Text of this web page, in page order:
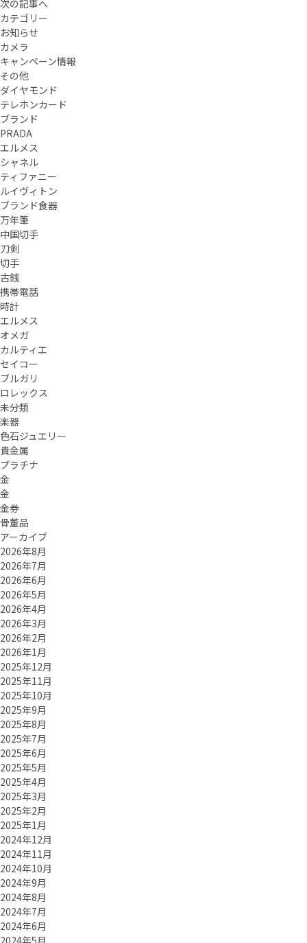
次の記事へ
カテゴリー
お知らせ
カメラ
キャンペーン情報
その他
ダイヤモンド
テレホンカード
ブランド
PRADA
エルメス
シャネル
ティファニー
ルイヴィトン
ブランド食器
万年筆
中国切手
刀剣
切手
古銭
携帯電話
時計
エルメス
オメガ
カルティエ
セイコー
ブルガリ
ロレックス
未分類
楽器
色石ジュエリー
貴金属
プラチナ
金
金
金券
骨董品
アーカイブ
2026年8月
2026年7月
2026年6月
2026年5月
2026年4月
2026年3月
2026年2月
2026年1月
2025年12月
2025年11月
2025年10月
2025年9月
2025年8月
2025年7月
2025年6月
2025年5月
2025年4月
2025年3月
2025年2月
2025年1月
2024年12月
2024年11月
2024年10月
2024年9月
2024年8月
2024年7月
2024年6月
2024年5月